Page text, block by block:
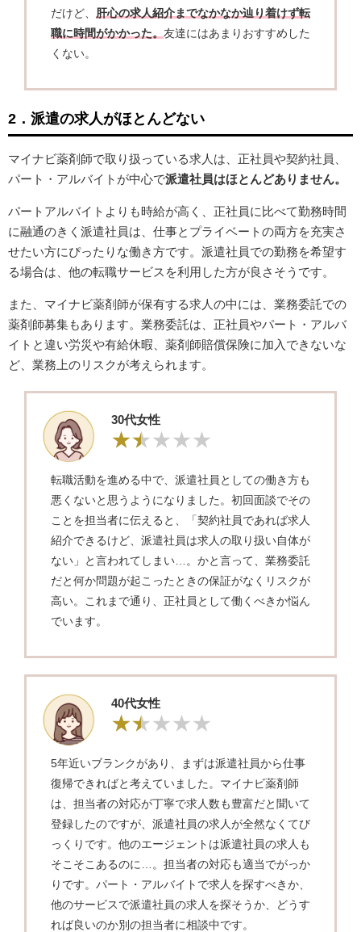
だけど、 肝心の求人紹介までなかなか辿り着けず転
職に時間がかかった。 友達にはあまりおすすめした
くない。
2．派遣の求人がほとんどない
マイナビ薬剤師で取り扱っている求人は、正社員や契約社員、
パート・アルバイトが中心で派遣社員はほとんどありません。
パートアルバイトよりも時給が高く、正社員に比べて勤務時間
に融通のきく派遣社員は、仕事とプライベートの両方を充実さ
せたい方にぴったりな働き方です。派遣社員での勤務を希望す
る場合は、他の転職サービスを利用した方が良さそうです。
また、マイナビ薬剤師が保有する求人の中には、業務委託での
薬剤師募集もあります。業務委託は、正社員やパート・アルバ
イトと違い労災や有給休暇、薬剤師賠償保険に加入できないな
ど、業務上のリスクが考えられます。
30代女性
転職活動を進める中で、派遣社員としての働き方も
悪くないと思うようになりました。初回面談でその
ことを担当者に伝えると、「契約社員であれば求人
紹介できるけど、派遣社員は求人の取り扱い自体が
ない」と言われてしまい…。かと言って、業務委託
だと何か問題が起こったときの保証がなくリスクが
高い。これまで通り、正社員として働くべきか悩ん
でいます。
40代女性
5年近いブランクがあり、まずは派遣社員から仕事
復帰できればと考えていました。マイナビ薬剤師
は、担当者の対応が丁寧で求人数も豊富だと聞いて
登録したのですが、派遣社員の求人が全然なくてび
っくりです。他のエージェントは派遣社員の求人も
そこそこあるのに…。担当者の対応も適当でがっか
りです。パート・アルバイトで求人を探すべきか、
他のサービスで派遣社員の求人を探そうか、どうす
れば良いのか別の担当者に相談中です。